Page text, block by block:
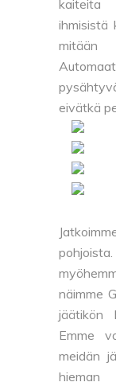
kaiteita
ihmisistä
mitään
eivätkä
näimme
jäätikön
Emme
meidän
hieman